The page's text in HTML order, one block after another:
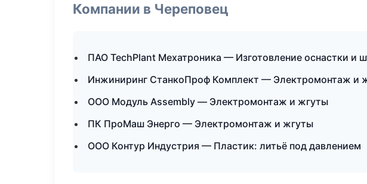
Компании в Череповец
ПАО TechPlant Мехатроника — Изготовление оснастки и
Инжиниринг СтанкоПроф Комплект — Электромонтаж и
ООО Модуль Assembly — Электромонтаж и жгуты
ПК ПроМаш Энерго — Электромонтаж и жгуты
ООО Контур Индустрия — Пластик: литьё под давлением